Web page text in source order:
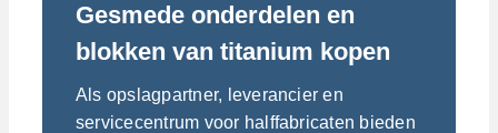
Services
Over ons
Gesmede onderdelen en
blokken van titanium kopen
Als opslagpartner, leverancier en
servicecentrum voor halffabricaten bieden